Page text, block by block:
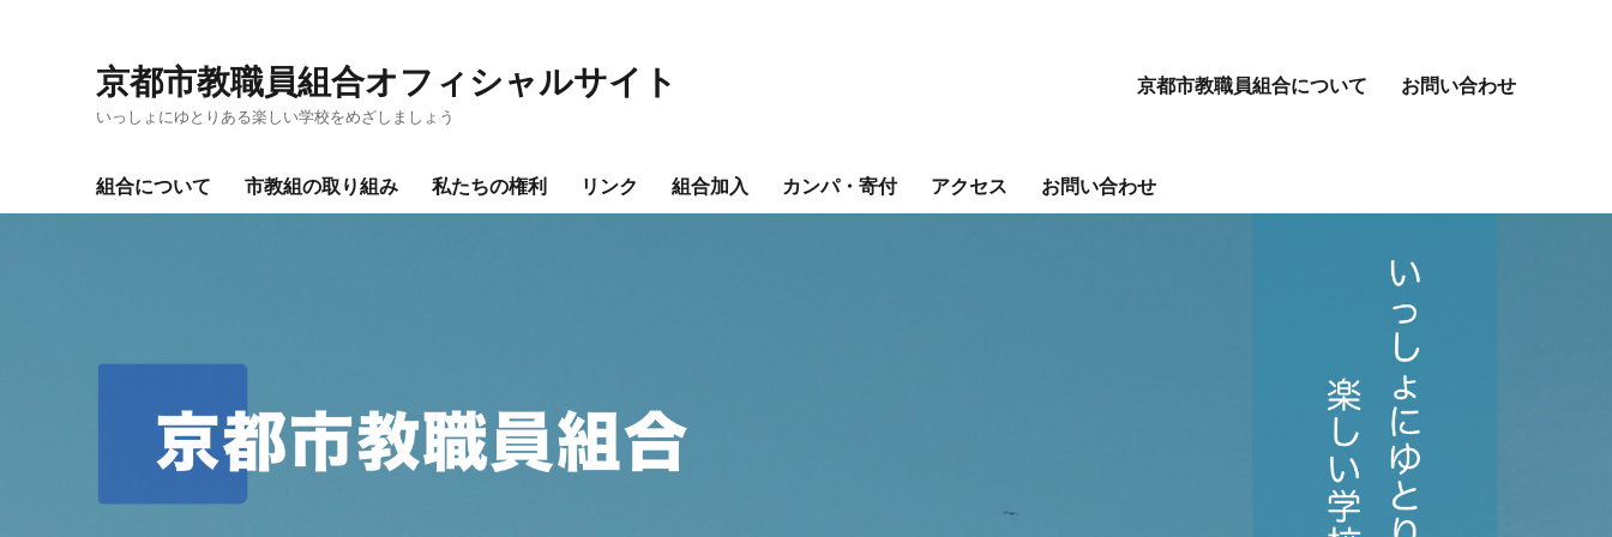
京都市教職員組合オフィシャルサイト
いっしょにゆとりある楽しい学校をめざしましょう
京都市教職員組合について お問い合わせ
組合について 市教組の取り組み 私たちの権利 リンク 組合加入 カンパ・寄付 アクセス お問い合わせ